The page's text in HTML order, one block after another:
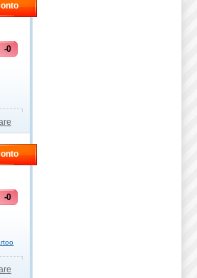
-0
-0